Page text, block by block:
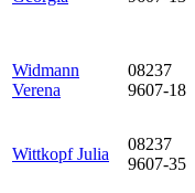
Widmann
Verena
08237
9607-18
Wittkopf Julia
08237
9607-35